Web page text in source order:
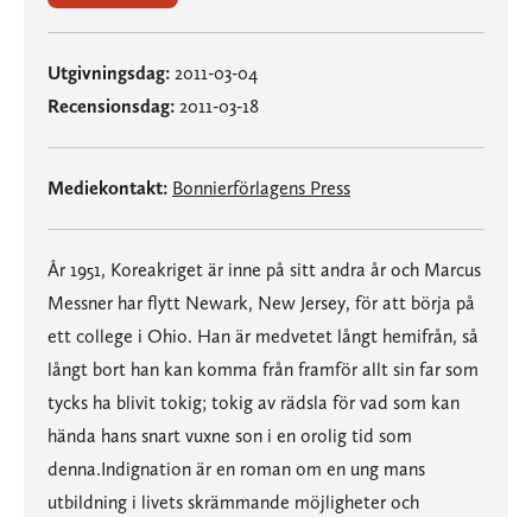
Utgivningsdag: 2011-03-04
Recensionsdag: 2011-03-18
Mediekontakt: Bonnierförlagens Press
År 1951, Koreakriget är inne på sitt andra år och Marcus
Messner har flytt Newark, New Jersey, för att börja på
ett college i Ohio. Han är medvetet långt hemifrån, så
långt bort han kan komma från framför allt sin far som
tycks ha blivit tokig; tokig av rädsla för vad som kan
hända hans snart vuxne son i en orolig tid som
denna.Indignation är en roman om en ung mans
utbildning i livets skrämmande möjligheter och